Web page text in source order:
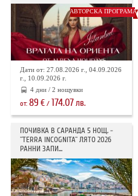
АВТОРСКА ПРОГРАМА
Дати от: 27.08.2026 г., 04.09.2026
г., 10.09.2026 г.
4 дни / 2 нощувки
от: 89 €/ 174.07лв.
ПОЧИВКА В САРАНДА 5 НОЩ. -
"TERRA INCOGNITA" ЛЯТО 2026
РАННИ ЗАПИ...